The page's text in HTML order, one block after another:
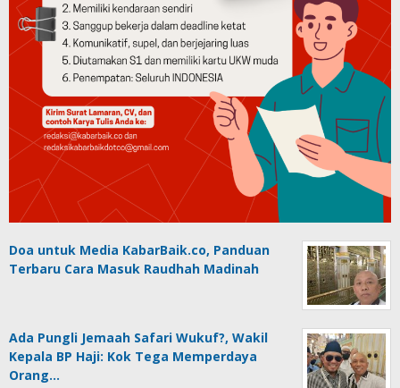
Doa untuk Media KabarBaik.co, Panduan
Terbaru Cara Masuk Raudhah Madinah
Ada Pungli Jemaah Safari Wukuf?, Wakil
Kepala BP Haji: Kok Tega Memperdaya
Orang…